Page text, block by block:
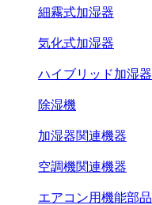
細霧式加湿器
気化式加湿器
ハイブリッド加湿器
除湿機
加湿器関連機器
空調機関連機器
エアコン用機能部品